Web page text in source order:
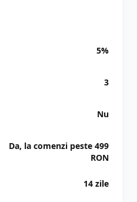
5%
3
Nu
Da, la comenzi peste 499
RON
14 zile